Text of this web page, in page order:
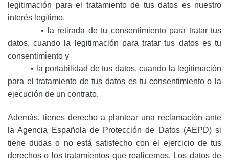
legitimación para el tratamiento de tus datos es nuestro
interés legítimo,
• la retirada de tu consentimiento para tratar tus
datos, cuando la legitimación para tratar tus datos es tu
consentimiento y
• la portabilidad de tus datos, cuando la legitimación
para el tratamiento de tus datos es tu consentimiento o la
ejecución de un contrato.
Además, tienes derecho a plantear una reclamación ante
la Agencia Española de Protección de Datos (AEPD) si
tiene dudas o no está satisfecho con el ejercicio de tus
derechos o los tratamientos que realicemos. Los datos de